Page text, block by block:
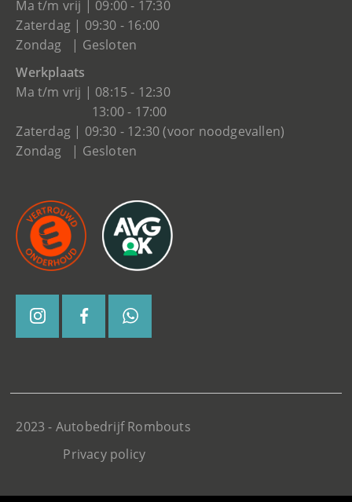
Ma t/m vrij | 09:00 - 17:30
Zaterdag | 09:30 - 16:00
Zondag | Gesloten
Werkplaats
Ma t/m vrij | 08:15 - 12:30
13:00 - 17:00
Zaterdag | 09:30 - 12:30 (voor noodgevallen)
Zondag | Gesloten
2023 - Autobedrijf Rombouts
Privacy policy